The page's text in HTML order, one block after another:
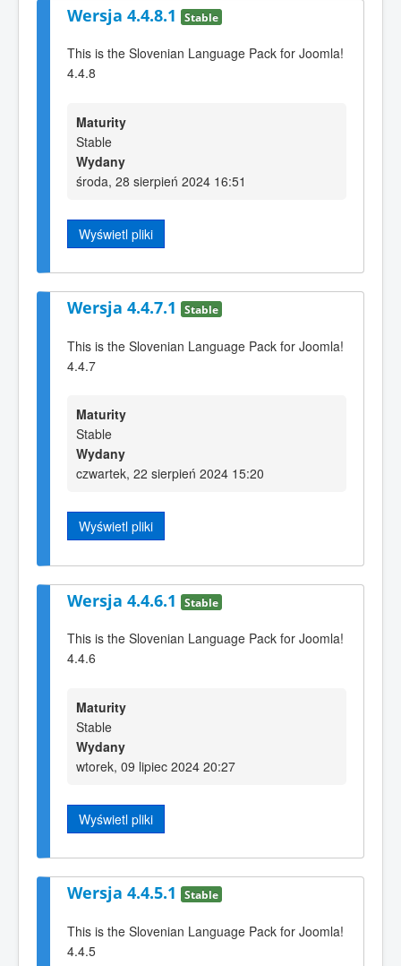
Wersja 4.4.8.1 Stable
This is the Slovenian Language Pack for Joomla!
4.4.8
Maturity
Stable
Wydany
środa, 28 sierpień 2024 16:51
Wyświetl pliki
Wersja 4.4.7.1 Stable
This is the Slovenian Language Pack for Joomla!
4.4.7
Maturity
Stable
Wydany
czwartek, 22 sierpień 2024 15:20
Wyświetl pliki
Wersja 4.4.6.1 Stable
This is the Slovenian Language Pack for Joomla!
4.4.6
Maturity
Stable
Wydany
wtorek, 09 lipiec 2024 20:27
Wyświetl pliki
Wersja 4.4.5.1 Stable
This is the Slovenian Language Pack for Joomla!
4.4.5